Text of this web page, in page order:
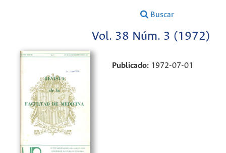
Buscar
Vol. 38 Núm. 3 (1972)
Publicado: 1972-07-01